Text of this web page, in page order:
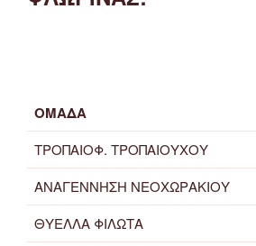
ΟΜΑΔΑ
ΤΡΟΠΑΙΟΦ. ΤΡΟΠΑΙΟΥΧΟΥ
ΑΝΑΓΕΝΝΗΣΗ ΝΕΟΧΩΡΑΚΙΟΥ
ΘΥΕΛΛΑ ΦΙΛΩΤΑ